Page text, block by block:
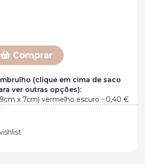
Comprar
(clique em cima de saco
ver outras opções):